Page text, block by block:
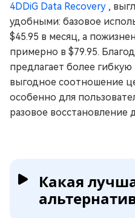
4DDiG Data Recovery ,
удобными: базовое
$45.95 в месяц, а
примерно в $79.95.
предлагает более
выгодное соотношение
особенно для
разовое восстановление
Какая